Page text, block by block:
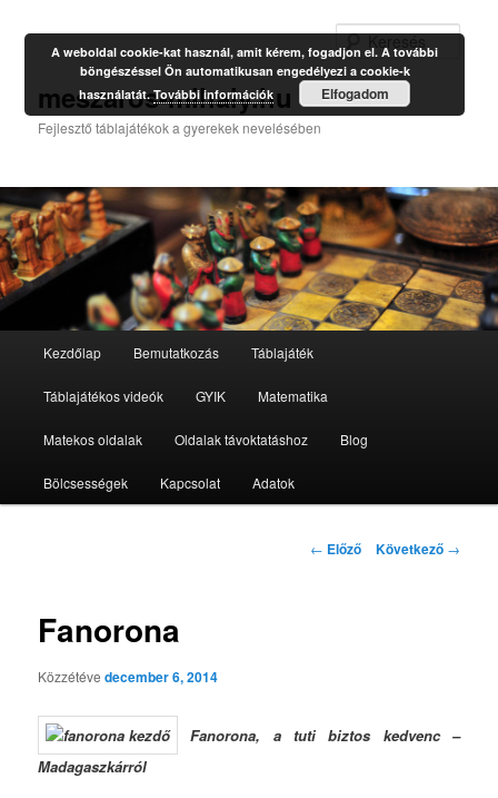
meszaros-mihaly.hu
Fejlesztő táblajátékok a gyerekek nevelésében
Tovább
az
elsődleges
tartalomra
Kezdőlap Bemutatkozás Táblajáték
Táblajátékos videók GYIK Matematika
Matekos oldalak Oldalak távoktatáshoz Blog
Bölcsességek Kapcsolat Adatok
Bejegyzés
← Előző Következő →
Fanorona
Közzétévedecember 6, 2014
Fanorona, a tuti biztos kedvenc –
Madagaszkárról
A weboldal cookie-kat használ, amit kérem, fogadjon el. A további
böngészéssel Ön automatikusan engedélyezi a cookie-k
használatát.További információk Elfogadom